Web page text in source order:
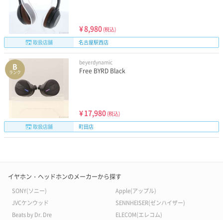
¥8,980 (税込)
取扱店舗
名古屋駅西店
B
ランク
beyerdynamic
Free BYRD Black
¥17,980 (税込)
取扱店舗
町田店
イヤホン・ヘッドホンのメーカーから探す
SONY(ソニー)
Apple(アップル)
JVCケンウッド
SENNHEISER(ゼンハイザー)
Beats by Dr. Dre
ELECOM(エレコム)